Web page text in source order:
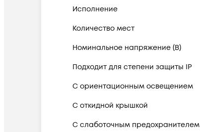
Исполнение
Количество мест
Номинальное напряжение (В)
Подходит для степени защиты IP
С ориентационным освещением
С откидной крышкой
С слаботочным предохранителем